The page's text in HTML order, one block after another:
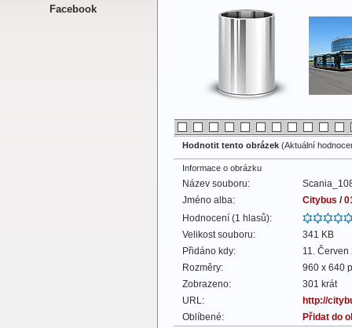
Facebook
Hodnotit tento obrázek (Aktuální
Informace o obrázku
Název souboru:
Jméno alba:
Citybus /
Hodnocení (1 hlasů):
Velikost souboru:
341 KB
Přidáno kdy:
11. Červen
Rozměry:
960 x 640
Zobrazeno:
301 krát
URL:
http://
Oblíbené:
Přidat do